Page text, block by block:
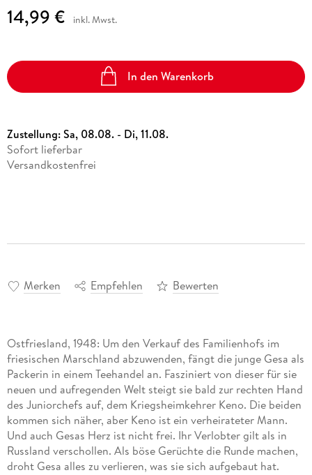
14,99 € inkl. Mwst.
In den Warenkorb
Zustellung:Sa, 08.08. - Di, 11.08.
Sofort lieferbar
Versandkostenfrei
Merken Empfehlen Bewerten
Ostfriesland, 1948: Um den Verkauf des Familienhofs im
friesischen Marschland abzuwenden, fängt die junge Gesa als
Packerin in einem Teehandel an. Fasziniert von dieser für sie
neuen und aufregenden Welt steigt sie bald zur rechten Hand
des Juniorchefs auf, dem Kriegsheimkehrer Keno. Die beiden
kommen sich näher, aber Keno ist ein verheirateter Mann.
Und auch Gesas Herz ist nicht frei. Ihr Verlobter gilt als in
Russland verschollen. Als böse Gerüchte die Runde machen,
droht Gesa alles zu verlieren, was sie sich aufgebaut hat.